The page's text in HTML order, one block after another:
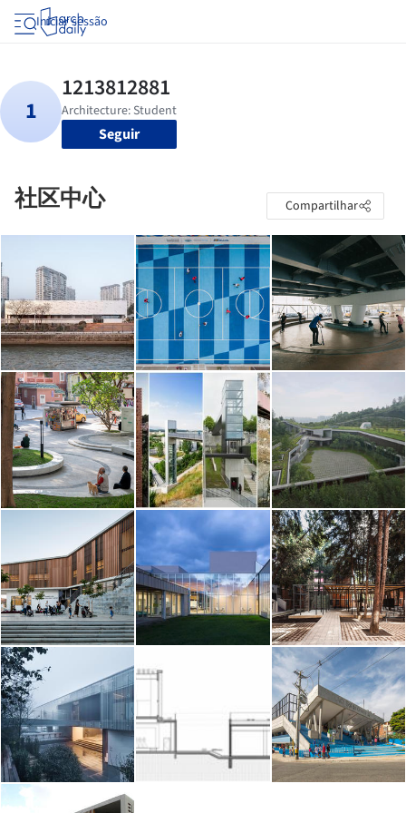
Iniciar sessão
Seguir
社区中心 Compartilhar